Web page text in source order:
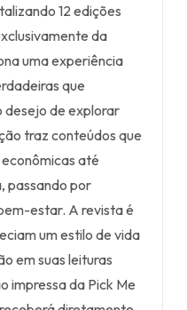
12 edições
da
uma experiência
que
desejo de explorar
traz conteúdos que
até
passando por
estar. A revista é
um estilo de vida
em suas leituras
impressa da Pick Me